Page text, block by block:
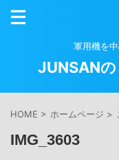
軍用機を
JUNSAN
HOME > ホームページ >
IMG_3603